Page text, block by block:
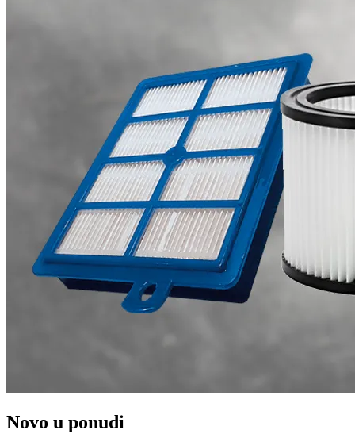
Novo u ponudi